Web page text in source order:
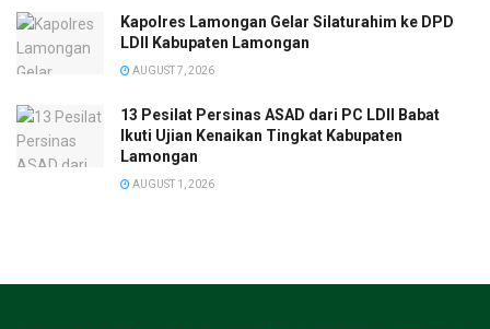
Kapolres Lamongan Gelar Silaturahim ke DPD
LDII Kabupaten Lamongan
AUGUST 7, 2026
13 Pesilat Persinas ASAD dari PC LDII Babat
Ikuti Ujian Kenaikan Tingkat Kabupaten
Lamongan
AUGUST 1, 2026